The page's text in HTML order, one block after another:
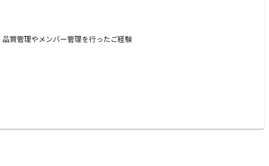
質管理やメンバー管理を行ったご経験